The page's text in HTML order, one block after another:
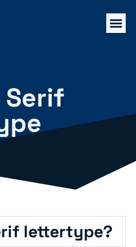
Serif
lettertype?